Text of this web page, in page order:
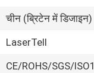
चीन (ब्रिटेन में डिजाइन)
LaserTell
CE/ROHS/SGS/